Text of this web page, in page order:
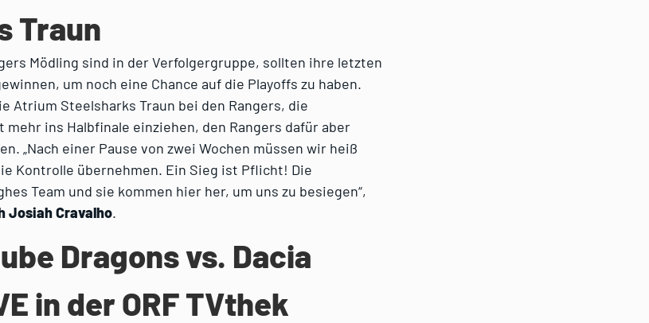
Traun
Mödling sind in der Verfolgergruppe, sollten ihre letzten
um noch eine Chance auf die Playoffs zu haben.
Atrium Steelsharks Traun bei den Rangers, die
ins Halbfinale einziehen, den Rangers dafür aber
„Nach einer Pause von zwei Wochen müssen wir heiß
Kontrolle übernehmen. Ein Sieg ist Pflicht! Die
Team und sie kommen hier her, um uns zu besiegen“,
Josiah Cravalho.
Dragons vs. Dacia
in der ORF TVthek